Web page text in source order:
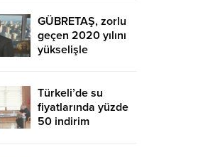
GÜBRETAŞ, zorlu
geçen 2020 yılını
yükselişle
Türkeli’de su
fiyatlarında yüzde
50 indirim